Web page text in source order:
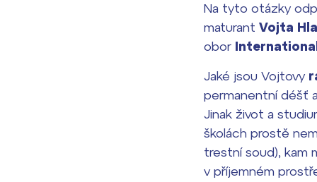
Na tyto otázky
maturant Vojta
obor
Jaké jsou Vojtovy
permanentní déšť
Jinak život a
školách prostě
trestní soud), kam
v příjemném